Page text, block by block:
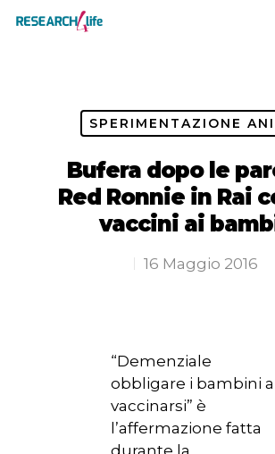
per chiudere
SPERIMENTAZIONE
Bufera dopo le
Red Ronnie in Rai
vaccini ai
16 Maggio 2016
“Demenziale
obbligare i bambini a
vaccinarsi” è
l’affermazione fatta
durante la